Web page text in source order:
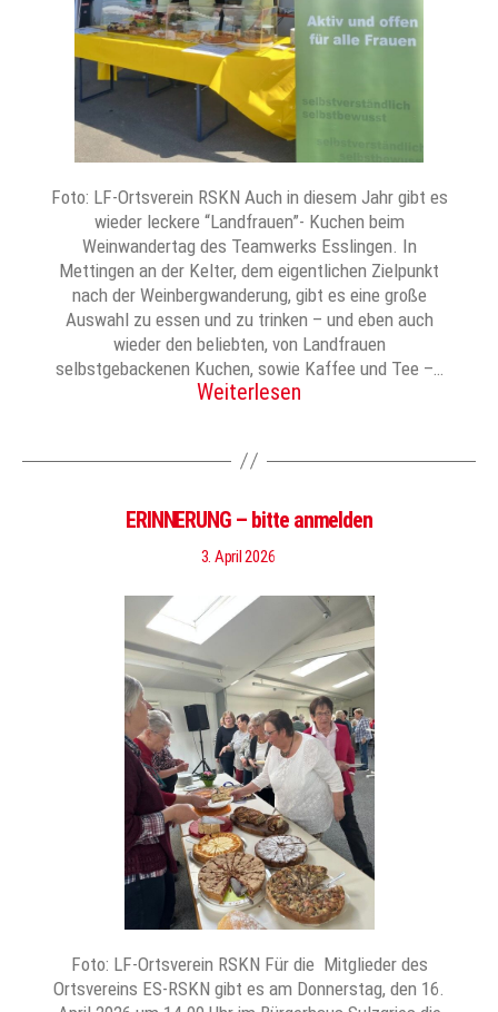
Foto: LF-Ortsverein RSKN Auch in diesem Jahr gibt es
wieder leckere “Landfrauen”- Kuchen beim
Weinwandertag des Teamwerks Esslingen. In
Mettingen an der Kelter, dem eigentlichen Zielpunkt
nach der Weinbergwanderung, gibt es eine große
Auswahl zu essen und zu trinken – und eben auch
wieder den beliebten, von Landfrauen
selbstgebackenen Kuchen, sowie Kaffee und Tee –…
Weiterlesen
ERINNERUNG – bitte anmelden
3. April 2026
Foto: LF-Ortsverein RSKN Für die Mitglieder des
Ortsvereins ES-RSKN gibt es am Donnerstag, den 16.